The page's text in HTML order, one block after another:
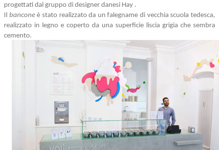
progettati dal gruppo di designer danesi Hay .
Il banconeè stato realizzato da un falegname di vecchia scuola tedesca,
realizzato in legno e coperto da una superficie liscia grigia che sembra
cemento.